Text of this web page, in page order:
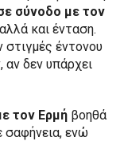
σύνοδο με τον
και ένταση.
στιγμές έντονου
δεν υπάρχει
τον Ερμή βοηθά
σαφήνεια, ενώ